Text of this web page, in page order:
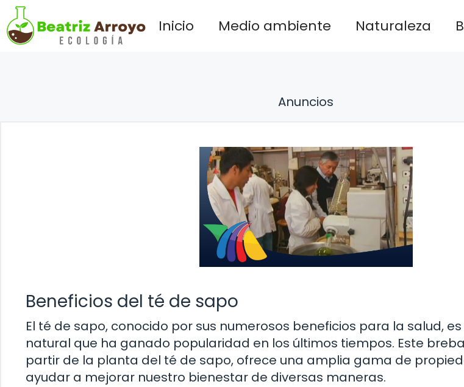
Saltar
al
contenido
Inicio Medio ambiente Naturaleza
Anuncios
Beneficios del té de sapo
El té de sapo, conocido por sus numerosos beneficios para la salud,
natural que ha ganado popularidad en los últimos tiempos. Este
partir de la planta del té de sapo, ofrece una amplia gama de
ayudar a mejorar nuestro bienestar de diversas maneras.